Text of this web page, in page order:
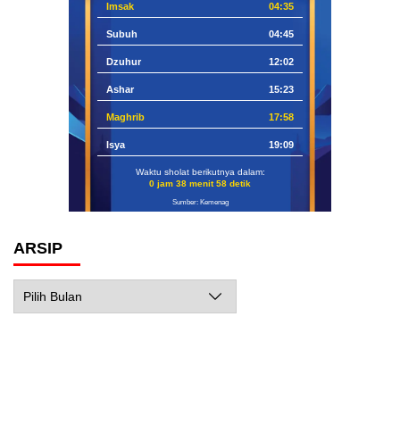
Imsak 04:35
Subuh 04:45
Dzuhur 12:02
Ashar 15:23
Maghrib 17:58
Isya 19:09
Waktu sholat berikutnya dalam:
0 jam 38 menit 57 detik
Sumber: Kemenag
ARSIP